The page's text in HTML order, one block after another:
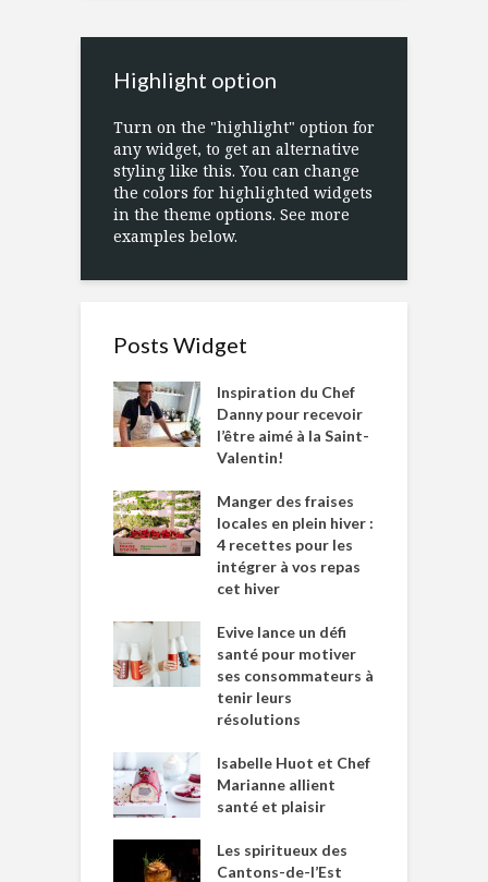
Highlight option
Turn on the "highlight" option for
any widget, to get an alternative
styling like this. You can change
the colors for highlighted widgets
in the theme options. See more
examples below.
Posts Widget
Inspiration du Chef
Danny pour recevoir
l’être aimé à la Saint-
Valentin!
Manger des fraises
locales en plein hiver :
4 recettes pour les
intégrer à vos repas
cet hiver
Evive lance un défi
santé pour motiver
ses consommateurs à
tenir leurs
résolutions
Isabelle Huot et Chef
Marianne allient
santé et plaisir
Les spiritueux des
Cantons-de-l’Est